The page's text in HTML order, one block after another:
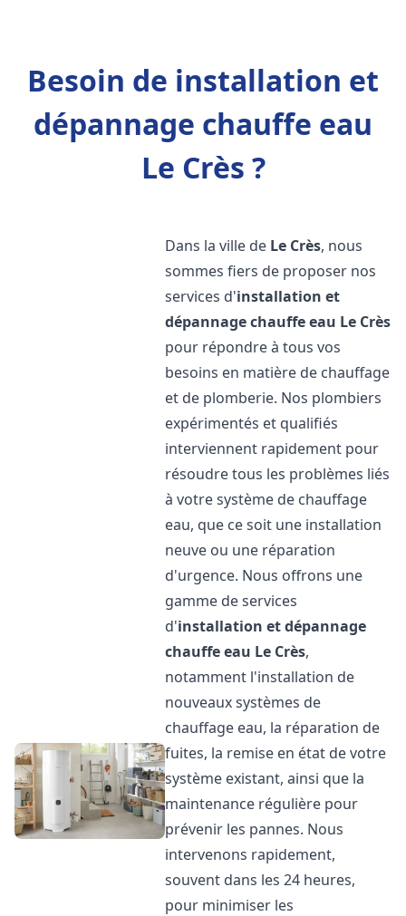
Besoin de installation et
dépannage chauffe eau
Le Crès ?
Dans la ville de Le Crès, nous
sommes fiers de proposer nos
services d'installation et
dépannage chauffe eau Le Crès
pour répondre à tous vos
besoins en matière de chauffage
et de plomberie. Nos plombiers
expérimentés et qualifiés
interviennent rapidement pour
résoudre tous les problèmes liés
à votre système de chauffage
eau, que ce soit une installation
neuve ou une réparation
d'urgence. Nous offrons une
gamme de services
d'installation et dépannage
chauffe eau Le Crès,
notamment l'installation de
nouveaux systèmes de
chauffage eau, la réparation de
fuites, la remise en état de votre
système existant, ainsi que la
maintenance régulière pour
prévenir les pannes. Nous
intervenons rapidement,
souvent dans les 24 heures,
pour minimiser les